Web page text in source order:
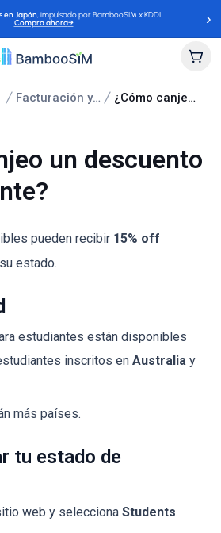
en Japón, impulsado por BambooSIM x KDDI
Compra ahora→ ›
Facturación y pagos ¿Cómo canjeo un descuento de estudiante?
un descuento
pueden recibir 15% off
estado.
estudiantes están disponibles
inscritos en Australia y
más países.
tu estado de
web y selecciona Students.